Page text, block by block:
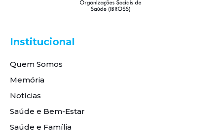
Institucional
Quem Somos
Memória
Notícias
Saúde e Bem-Estar
Saúde e Família